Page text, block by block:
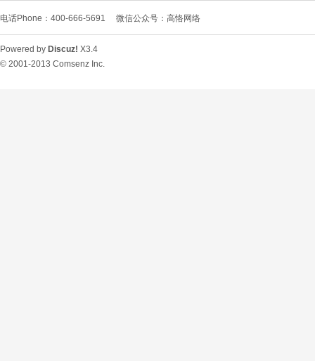
电话Phone：400-666-5691 微信公众号：高恪网络
Powered by Discuz! X3.4
© 2001-2013 Comsenz Inc.